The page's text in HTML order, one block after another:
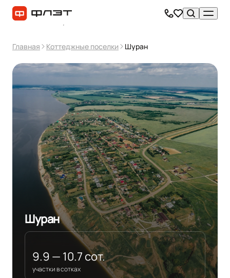
Главная Коттеджные поселки Шуран
Шуран
9.9 — 10.7 сот.
участки в сотках